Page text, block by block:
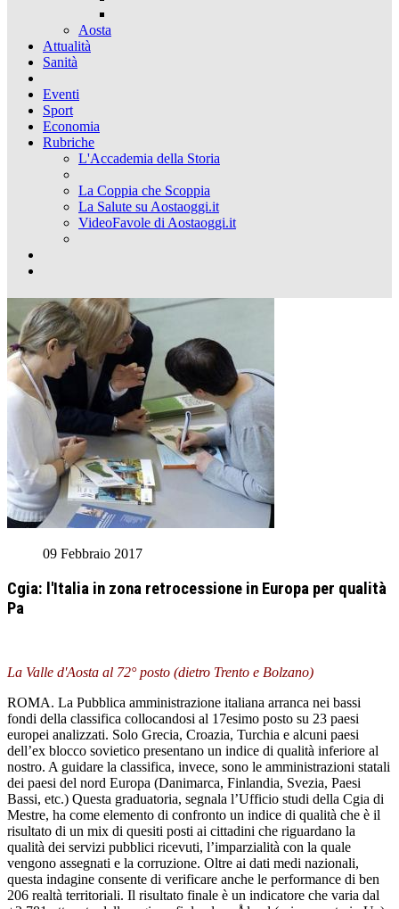
Aosta
Attualità
Sanità
Eventi
Sport
Economia
Rubriche
L'Accademia della Storia
La Coppia che Scoppia
La Salute su Aostaoggi.it
VideoFavole di Aostaoggi.it
09 Febbraio 2017
Cgia: l'Italia in zona retrocessione in Europa per qualità
Pa
La Valle d'Aosta al 72° posto (dietro Trento e Bolzano)
ROMA. La Pubblica amministrazione italiana arranca nei bassi
fondi della classifica collocandosi al 17esimo posto su 23 paesi
europei analizzati. Solo Grecia, Croazia, Turchia e alcuni paesi
dell’ex blocco sovietico presentano un indice di qualità inferiore al
nostro. A guidare la classifica, invece, sono le amministrazioni statali
dei paesi del nord Europa (Danimarca, Finlandia, Svezia, Paesi
Bassi, etc.) Questa graduatoria, segnala l’Ufficio studi della Cgia di
Mestre, ha come elemento di confronto un indice di qualità che è il
risultato di un mix di quesiti posti ai cittadini che riguardano la
qualità dei servizi pubblici ricevuti, l’imparzialità con la quale
vengono assegnati e la corruzione. Oltre ai dati medi nazionali,
questa indagine consente di verificare anche le performance di ben
206 realtà territoriali. Il risultato finale è un indicatore che varia dal